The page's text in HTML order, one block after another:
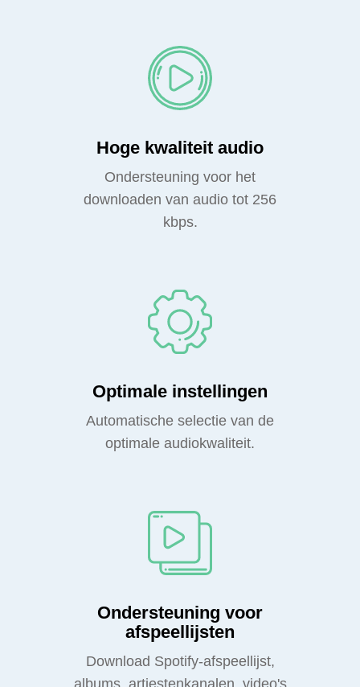
Hoge kwaliteit audio
Ondersteuning voor het
downloaden van audio tot 256
kbps.
Optimale instellingen
Automatische selectie van de
optimale audiokwaliteit.
Ondersteuning voor
afspeellijsten
Download Spotify-afspeellijst,
albums, artiestenkanalen, video's